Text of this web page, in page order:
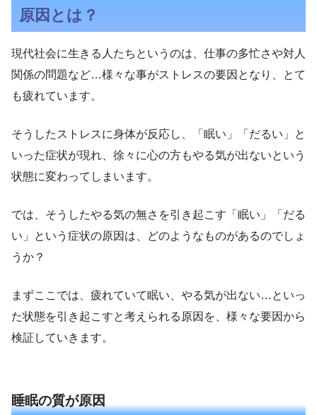
原因とは？
現代社会に生きる人たちというのは、仕事の多忙さや対人
関係の問題など…様々な事がストレスの要因となり、とて
も疲れています。
そうしたストレスに身体が反応し、「眠い」「だるい」と
いった症状が現れ、徐々に心の方もやる気が出ないという
状態に変わってしまいます。
では、そうしたやる気の無さを引き起こす「眠い」「だる
い」という症状の原因は、どのようなものがあるのでしょ
うか？
まずここでは、疲れていて眠い、やる気が出ない…といっ
た状態を引き起こすと考えられる原因を、様々な要因から
検証していきます。
睡眠の質が原因